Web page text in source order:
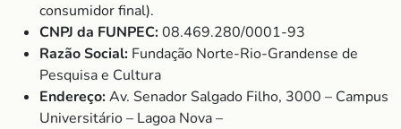
consumidor final).
CNPJ da FUNPEC:08.469.280/0001-93
Razão Social: Fundação Norte-Rio-Grandense de
Pesquisa e Cultura
Endereço:Av. Senador Salgado Filho, 3000 – Campus
Universitário – Lagoa Nova –